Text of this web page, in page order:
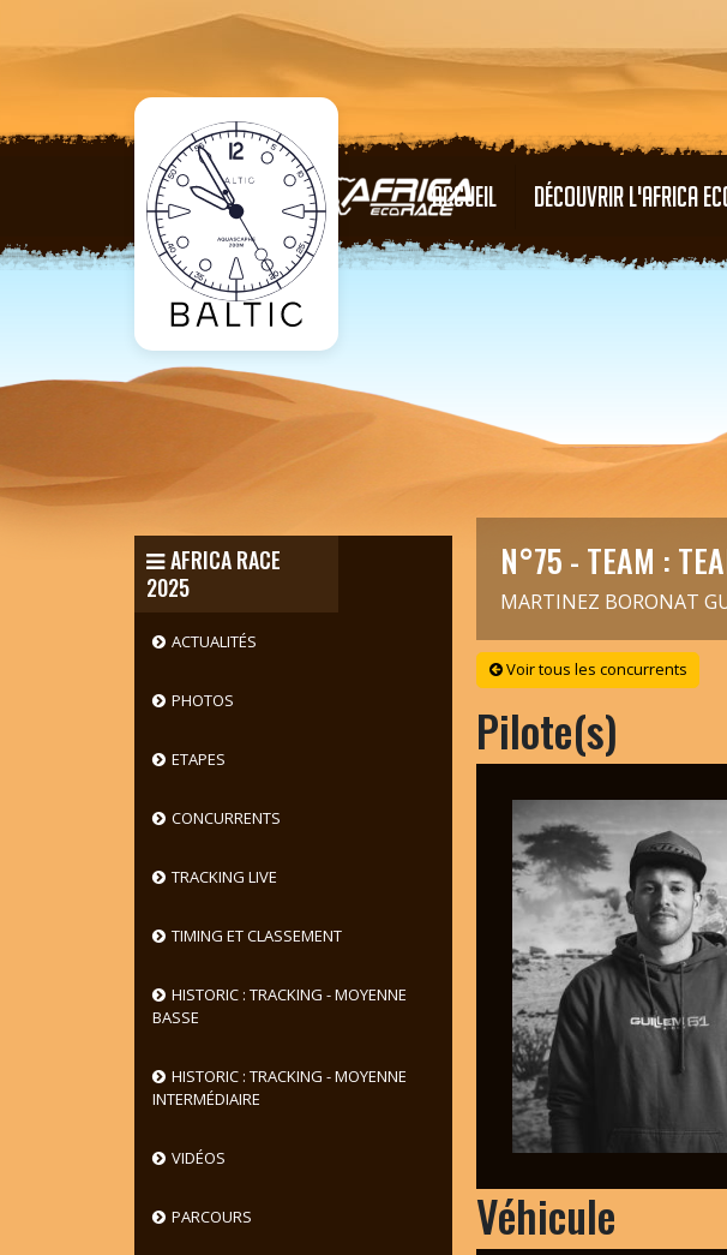
ACCUEIL DÉCOUVRIR L'AFRICA
AFRICA RACE
2025
ACTUALITÉS
PHOTOS
ETAPES
CONCURRENTS
TRACKING LIVE
TIMING ET CLASSEMENT
HISTORIC : TRACKING - MOYENNE
BASSE
HISTORIC : TRACKING - MOYENNE
INTERMÉDIAIRE
VIDÉOS
PARCOURS
N°75 - TEAM :
MARTINEZ BORONAT
Voir tous les concurrents
Pilote(s)
Véhicule